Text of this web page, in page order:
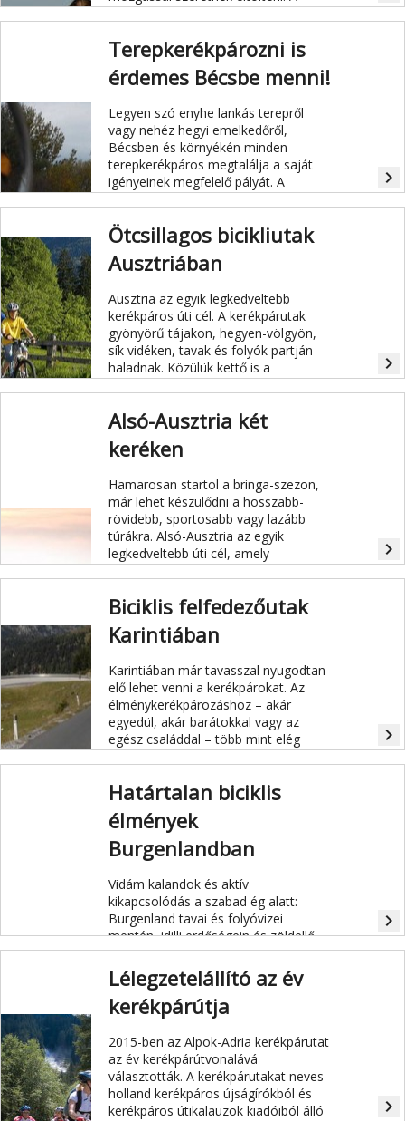
élmények és látnivalók várják a
biciklizés kedvelőit.
Terepkerékpározni is
érdemes Bécsbe menni!
Legyen szó enyhe lankás terepről
vagy nehéz hegyi emelkedőről,
Bécsben és környékén minden
terepkerékpáros megtalálja a saját
igényeinek megfelelő pályát. A
érinti a híres „Bécsi erdőt“ is. De
bármelyik pályát választjuk is, néhány
dologra érdemes odafigyelni.
navigate_next
Ötcsillagos bicikliutak
Ausztriában
Ausztria az egyik legkedveltebb
kerékpáros úti cél. A kerékpárutak
gyönyörű tájakon, hegyen-völgyön,
sík vidéken, tavak és folyók partján
haladnak. Közülük kettő is a
navigate_next
Alsó-Ausztria két
keréken
Hamarosan startol a bringa-szezon,
már lehet készülődni a hosszabb-
rövidebb, sportosabb vagy lazább
túrákra. Alsó-Ausztria az egyik
legkedveltebb úti cél, amely
családnak, időutazóknak és
összegyűjtöttük a legnépszerűbb
látnivalókat.
navigate_next
Biciklis felfedezőutak
Karintiában
Karintiában már tavasszal nyugodtan
elő lehet venni a kerékpárokat. Az
élménykerékpározáshoz – akár
egyedül, akár barátokkal vagy az
egész családdal – több mint elég
számtalan bicikliút egyikén.
navigate_next
Határtalan biciklis
élmények
Burgenlandban
Vidám kalandok és aktív
kikapcsolódás a szabad ég alatt:
Burgenland tavai és folyóvizei
mentén, idilli erdőségein és zöldellő
mezőin át kerékpárútvonalak
sokasága kanyarog. Itt mindenki
megtalálhatja a vérmérsékletének
legmegfelelőbb útvonalat, legyen szó
profikról vagy amatőrökről, párokról,
családokról vagy baráti
társaságokról. A kerékpáros
kirándulások igazán nagyszerű
lehetőséget kínálnak Burgenland
megismeréséhez.
navigate_next
Lélegzetelállító az év
kerékpárútja
2015-ben az Alpok-Adria kerékpárutat
az év kerékpárútvonalává
választották. A kerékpárutakat neves
holland kerékpáros újságírókból és
kerékpáros útikalauzok kiadóiból álló
navigate_next